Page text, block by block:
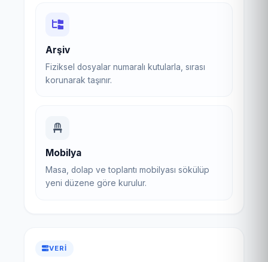
Arşiv
Fiziksel dosyalar numaralı kutularla, sırası
korunarak taşınır.
Mobilya
Masa, dolap ve toplantı mobilyası sökülüp
yeni düzene göre kurulur.
VERI